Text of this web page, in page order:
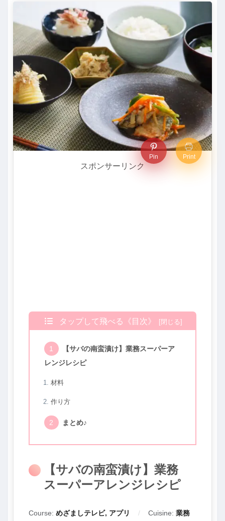
Pin Print
スポンサーリンク
タップして飛べる《目次》
【サバの南蛮漬け】業務スーパーア
レンジレシピ
材料
作り方
まとめ♪
【サバの南蛮漬け】業務
スーパーアレンジレシピ
Course: めざましテレビ, アプリ Cuisine: 業務